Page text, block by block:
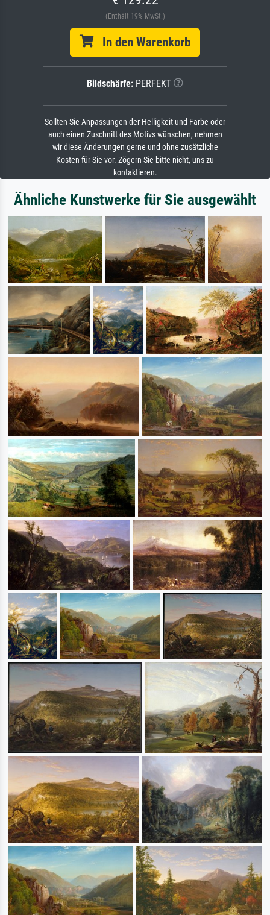
(Enthält 19% MwSt.)
In den Warenkorb
Bildschärfe: PERFEKT
Sollten Sie Anpassungen der Helligkeit und Farbe oder
auch einen Zuschnitt des Motivs wünschen, nehmen
wir diese Änderungen gerne und ohne zusätzliche
Kosten für Sie vor. Zögern Sie bitte nicht, uns zu
kontaktieren.
Ähnliche Kunstwerke für Sie ausgewählt